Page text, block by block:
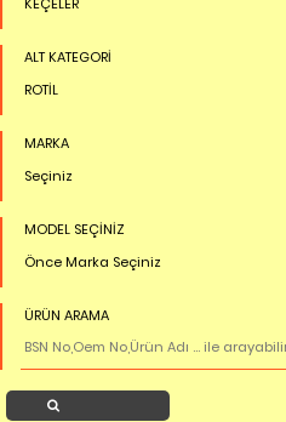
ALT KATEGORİ
ROTİL
MARKA
Seçiniz
MODEL SEÇİNİZ
Önce Marka Seçiniz
ÜRÜN ARAMA
Ürün Ara